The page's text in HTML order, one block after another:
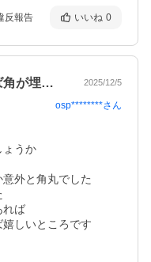
反報告 いいね 0
案外重いです車内に設置すれば角が埋まる… 2025/12/5
osp********さん
ょうか
外と角丸でした
れば
しいところです